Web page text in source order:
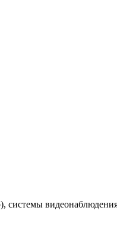
системы